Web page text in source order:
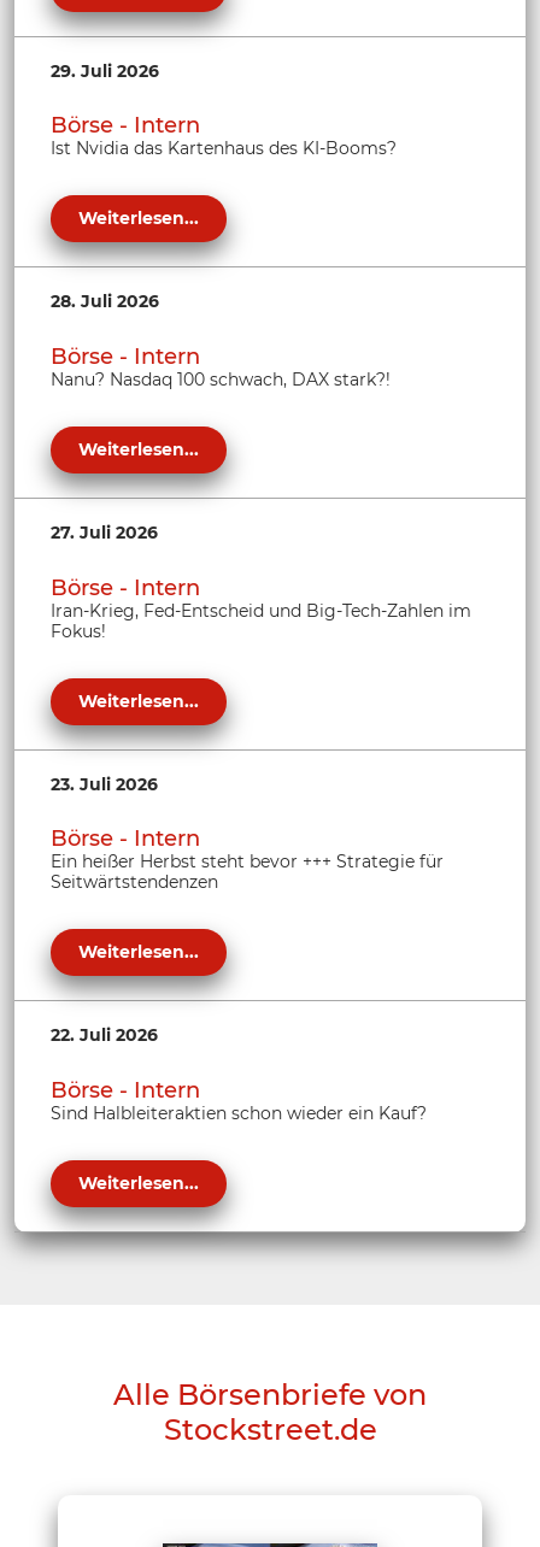
29. Juli 2026
Börse - Intern
Ist Nvidia das Kartenhaus des KI-Booms?
Weiterlesen...
28. Juli 2026
Börse - Intern
Nanu? Nasdaq 100 schwach, DAX stark?!
Weiterlesen...
27. Juli 2026
Börse - Intern
Iran-Krieg, Fed-Entscheid und Big-Tech-Zahlen im
Fokus!
Weiterlesen...
23. Juli 2026
Börse - Intern
Ein heißer Herbst steht bevor +++ Strategie für
Seitwärtstendenzen
Weiterlesen...
22. Juli 2026
Börse - Intern
Sind Halbleiteraktien schon wieder ein Kauf?
Weiterlesen...
Alle Börsenbriefe von
Stockstreet.de